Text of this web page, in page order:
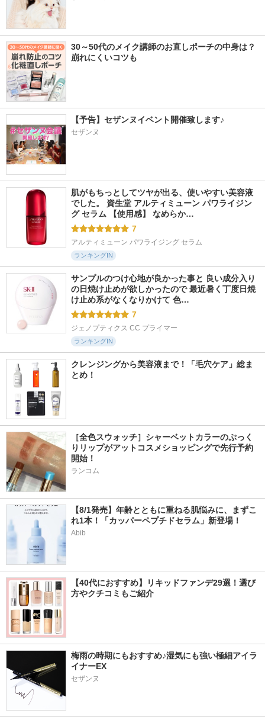
30～50代のメイク講師のお直しポーチの中身は？
崩れにくいコツも
【予告】セザンヌイベント開催致します♪
セザンヌ
肌がもちっとしてツヤが出る、使いやすい美容液
でした。 資生堂 アルティミューン パワライジン
グ セラム 【使用感】 なめらか…
7
アルティミューン パワライジング セラム
ランキングIN
サンプルのつけ心地が良かった事と 良い成分入り
の日焼け止めが欲しかったので 最近暑く丁度日焼
け止め系がなくなりかけて 色…
7
ジェノプティクス CC プライマー
ランキングIN
クレンジングから美容液まで！「毛穴ケア」総ま
とめ！
［全色スウォッチ］シャーベットカラーのぷっく
りリップがアットコスメショッピングで先行予約
開始！
ランコム
【8/1発売】年齢とともに重ねる肌悩みに、まずこ
れ1本！「カッパーペプチドセラム」新登場！
Abib
【40代におすすめ】リキッドファンデ29選！選び
方やクチコミもご紹介
梅雨の時期にもおすすめ♪湿気にも強い極細アイラ
イナーEX
セザンヌ